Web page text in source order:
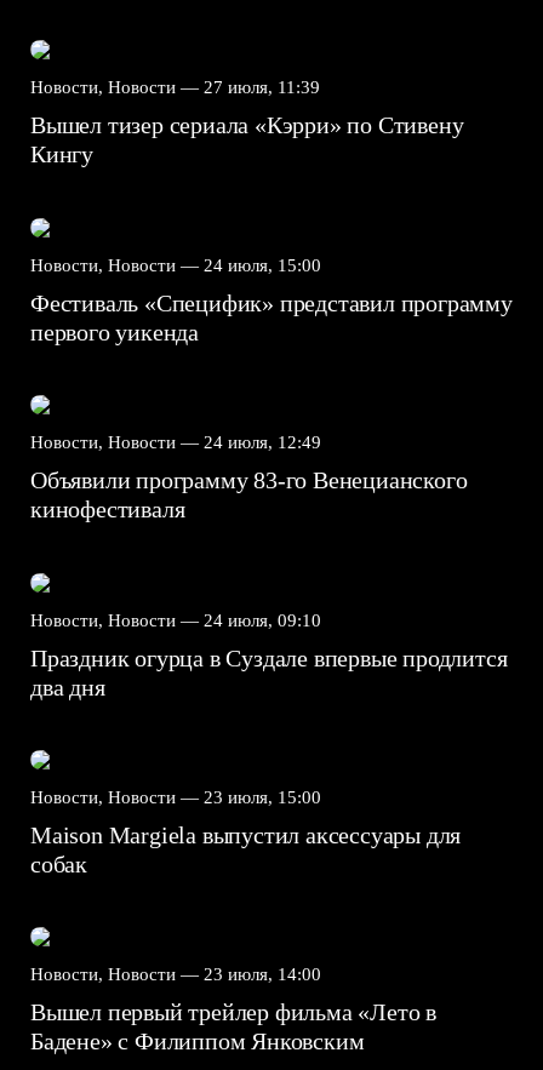
Новости, Новости — 27 июля, 11:39
Вышел тизер сериала «Кэрри» по Стивену
Кингу
Новости, Новости — 24 июля, 15:00
Фестиваль «Специфик» представил программу
первого уикенда
Новости, Новости — 24 июля, 12:49
Объявили программу 83-го Венецианского
кинофестиваля
Новости, Новости — 24 июля, 09:10
Праздник огурца в Суздале впервые продлится
два дня
Новости, Новости — 23 июля, 15:00
Maison Margiela выпустил аксессуары для
собак
Новости, Новости — 23 июля, 14:00
Вышел первый трейлер фильма «Лето в
Бадене» с Филиппом Янковским